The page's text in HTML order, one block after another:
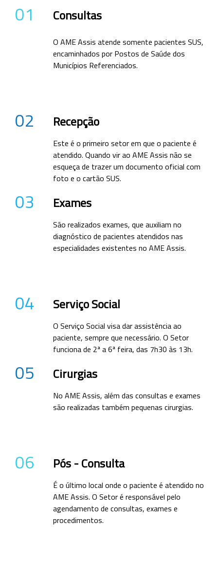
01 Consultas
O AME Assis atende somente pacientes SUS,
encaminhados por Postos de Saúde dos
Municípios Referenciados.
02 Recepção
Este é o primeiro setor em que o paciente é
atendido. Quando vir ao AME Assis não se
esqueça de trazer um documento oficial com
foto e o cartão SUS.
03 Exames
São realizados exames, que auxiliam no
diagnóstico de pacientes atendidos nas
especialidades existentes no AME Assis.
04 Serviço Social
O Serviço Social visa dar assistência ao
paciente, sempre que necessário. O Setor
funciona de 2ª a 6ª feira, das 7h30 às 13h.
05 Cirurgias
No AME Assis, além das consultas e exames
são realizadas também pequenas cirurgias.
06 Pós - Consulta
É o último local onde o paciente é atendido no
AME Assis. O Setor é responsável pelo
agendamento de consultas, exames e
procedimentos.